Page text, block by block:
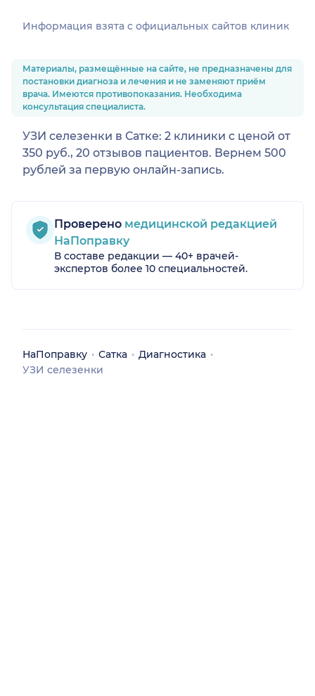
Информация взята c официальных сайтов клиник
Материалы, размещённые на сайте, не предназначены для
постановки диагноза и лечения и не заменяют приём
врача. Имеются противопоказания. Необходима
консультация специалиста.
УЗИ селезенки в Сатке: 2 клиники с ценой от
350 руб., 20 отзывов пациентов. Вернем 500
рублей за первую онлайн-запись.
Проверено медицинской редакцией
НаПоправку
В составе редакции — 40+ врачей-
экспертов более 10 специальностей.
НаПоправку Сатка
Диагностика
УЗИ селезенки